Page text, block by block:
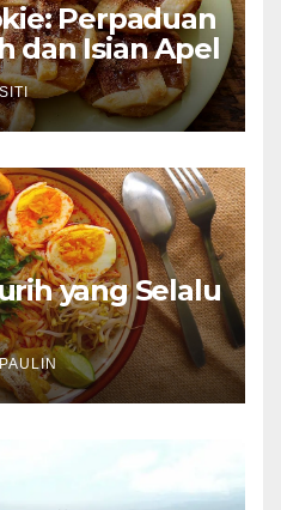
Perpaduan
dan Isian Apel
SITI
yang Selalu
PAULIN